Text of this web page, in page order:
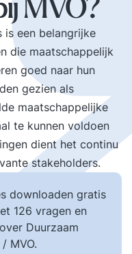
MVO?
is een belangrijke
die maatschappelijk
goed naar hun
gezien als
maatschappelijke
te kunnen voldoen
dient het continu
stakeholders.
downloaden gratis
126 vragen en
Duurzaam
MVO.